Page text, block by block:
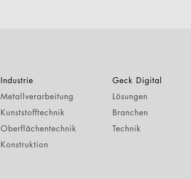
Industrie
Metallverarbeitung
Kunststofftechnik
Oberflächentechnik
Konstruktion
Geck Digital
Lösungen
Branchen
Technik